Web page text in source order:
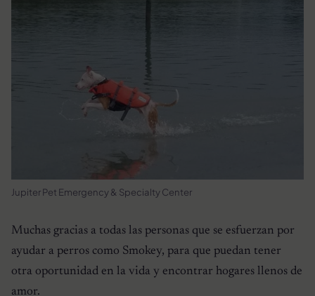
Jupiter Pet Emergency & Specialty Center
Muchas gracias a todas las personas que se esfuerzan por
ayudar a perros como Smokey, para que puedan tener
otra oportunidad en la vida y encontrar hogares llenos de
amor.